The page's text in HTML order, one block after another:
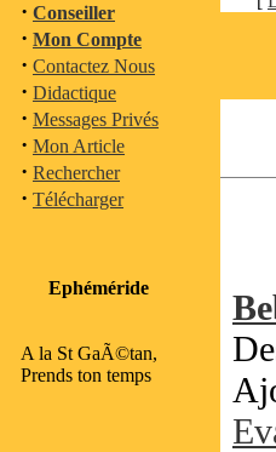
· Conseiller
· Mon Compte
· Contactez Nous
· Didactique
· Messages Privés
· Mon Article
· Rechercher
· Télécharger
Ephéméride
A la St GaÃ©tan,
Prends ton temps